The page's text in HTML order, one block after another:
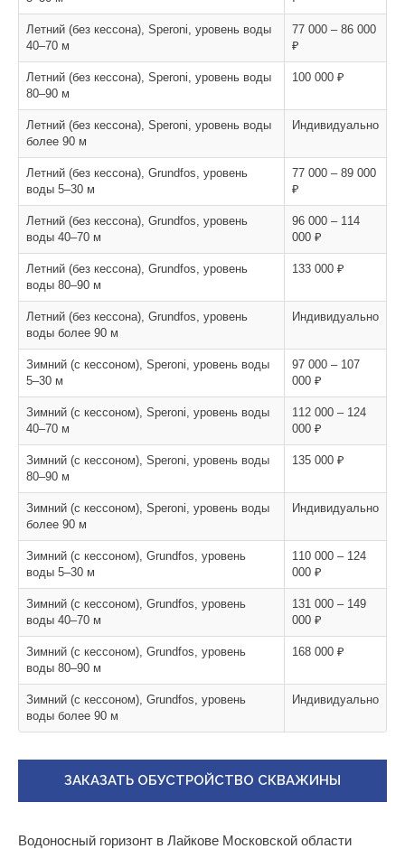
Летний (без кессона), Speroni, уровень воды
40–70 м
77 000 – 86 000
₽
Летний (без кессона), Speroni, уровень воды
80–90 м
100 000 ₽
Летний (без кессона), Speroni, уровень воды
более 90 м
Индивидуально
Летний (без кессона), Grundfos, уровень
воды 5–30 м
77 000 – 89 000
₽
Летний (без кессона), Grundfos, уровень
воды 40–70 м
96 000 – 114
000 ₽
Летний (без кессона), Grundfos, уровень
воды 80–90 м
133 000 ₽
Летний (без кессона), Grundfos, уровень
воды более 90 м
Индивидуально
Зимний (с кессоном), Speroni, уровень воды
5–30 м
97 000 – 107
000 ₽
Зимний (с кессоном), Speroni, уровень воды
40–70 м
112 000 – 124
000 ₽
Зимний (с кессоном), Speroni, уровень воды
80–90 м
135 000 ₽
Зимний (с кессоном), Speroni, уровень воды
более 90 м
Индивидуально
Зимний (с кессоном), Grundfos, уровень
воды 5–30 м
110 000 – 124
000 ₽
Зимний (с кессоном), Grundfos, уровень
воды 40–70 м
131 000 – 149
000 ₽
Зимний (с кессоном), Grundfos, уровень
воды 80–90 м
168 000 ₽
Зимний (с кессоном), Grundfos, уровень
воды более 90 м
Индивидуально
ЗАКАЗАТЬ ОБУСТРОЙСТВО СКВАЖИНЫ
Водоносный горизонт в Лайкове Московской области